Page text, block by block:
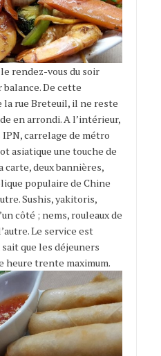
rendez-vous du soir
De cette
la rue Breteuil, il ne reste
en arrondi. A l’intérieur,
carrelage de métro
asiatique une touche de
carte, deux bannières,
populaire de Chine
Sushis, yakitoris,
côté ; nems, rouleaux de
Le service est
que les déjeuners
heure trente maximum.